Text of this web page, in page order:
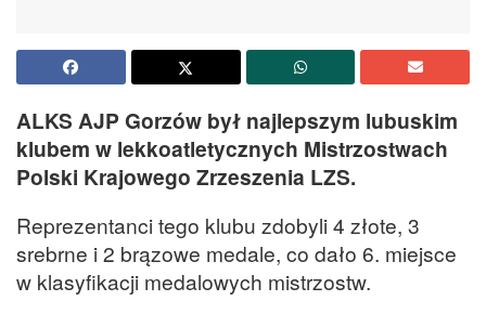
ALKS AJP Gorzów był najlepszym lubuskim
klubem w lekkoatletycznych Mistrzostwach
Polski Krajowego Zrzeszenia LZS.
Reprezentanci tego klubu zdobyli 4 złote, 3
srebrne i 2 brązowe medale, co dało 6. miejsce
w klasyfikacji medalowych mistrzostw.